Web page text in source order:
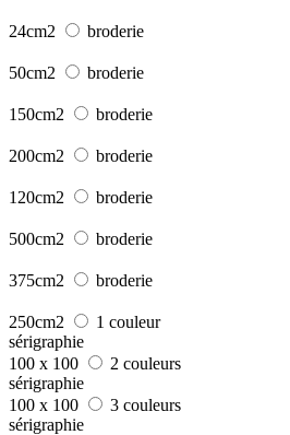
24cm2 broderie
50cm2 broderie
150cm2 broderie
200cm2 broderie
120cm2 broderie
500cm2 broderie
375cm2 broderie
250cm2
1 couleur
sérigraphie
100 x 100
2 couleurs
sérigraphie
100 x 100
3 couleurs
sérigraphie